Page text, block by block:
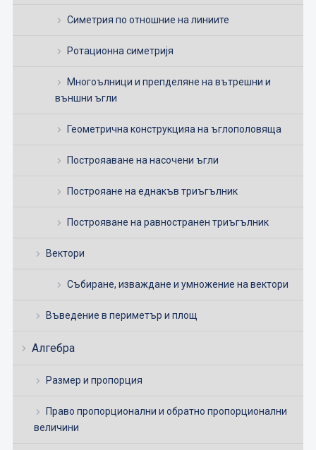
Симетрия по отношние на линиите
Ротационна симетријя
Многоълници и препделяне на вътрешни и
външни ъгли
Геометрична конструкцияа на ъглополовяща
Построяаване на насочени ъгли
Построяане на еднакъв триъгълник
Построяване на равностранен триъгълник
Вектори
Събиране, изваждане и умножение на вектори
Въведение в периметър и площ
Алгебра
Размер и пропорция
Право пропорционални и обратно пропорционални
величини